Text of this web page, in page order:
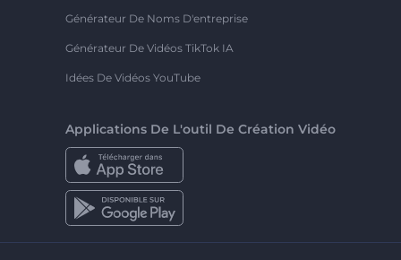
Générateur De Noms D'entreprise
Générateur De Vidéos TikTok IA
Idées De Vidéos YouTube
Applications De L'outil De Création Vidéo